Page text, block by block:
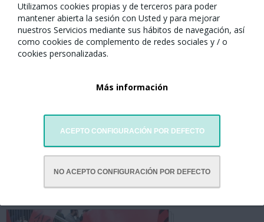
Utilizamos cookies propias y de terceros para poder
mantener abierta la sesión con Usted y para mejorar
nuestros Servicios mediante sus hábitos de navegación, así
como cookies de complemento de redes sociales y / o
cookies personalizadas.
Más información
ACEPTO CONFIGURACIÓN POR DEFECTO
NO ACEPTO CONFIGURACIÓN POR DEFECTO